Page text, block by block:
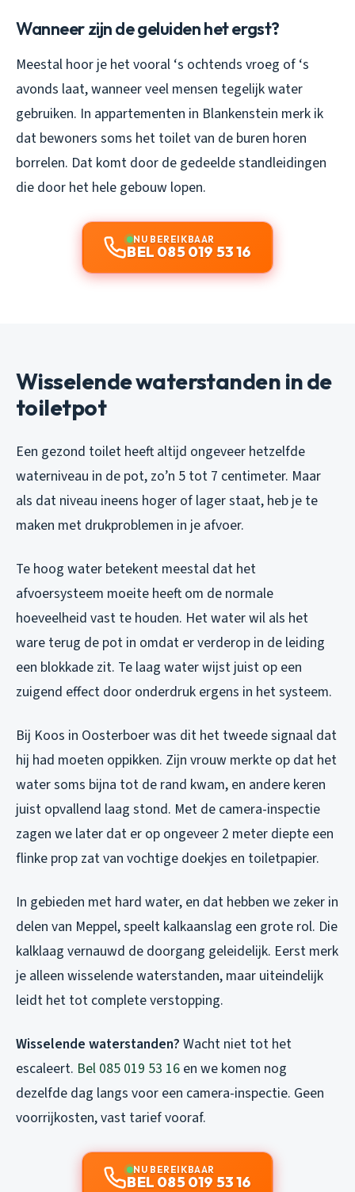
Wanneer zijn de geluiden het ergst?
Meestal hoor je het vooral ‘s ochtends vroeg of ‘s
avonds laat, wanneer veel mensen tegelijk water
gebruiken. In appartementen in Blankenstein merk ik
dat bewoners soms het toilet van de buren horen
borrelen. Dat komt door de gedeelde standleidingen
die door het hele gebouw lopen.
NU BEREIKBAAR
BEL 085 019 53 16
Wisselende waterstanden in de
toiletpot
Een gezond toilet heeft altijd ongeveer hetzelfde
waterniveau in de pot, zo’n 5 tot 7 centimeter. Maar
als dat niveau ineens hoger of lager staat, heb je te
maken met drukproblemen in je afvoer.
Te hoog water betekent meestal dat het
afvoersysteem moeite heeft om de normale
hoeveelheid vast te houden. Het water wil als het
ware terug de pot in omdat er verderop in de leiding
een blokkade zit. Te laag water wijst juist op een
zuigend effect door onderdruk ergens in het systeem.
Bij Koos in Oosterboer was dit het tweede signaal dat
hij had moeten oppikken. Zijn vrouw merkte op dat het
water soms bijna tot de rand kwam, en andere keren
juist opvallend laag stond. Met de camera-inspectie
zagen we later dat er op ongeveer 2 meter diepte een
flinke prop zat van vochtige doekjes en toiletpapier.
In gebieden met hard water, en dat hebben we zeker in
delen van Meppel, speelt kalkaanslag een grote rol. Die
kalklaag vernauwd de doorgang geleidelijk. Eerst merk
je alleen wisselende waterstanden, maar uiteindelijk
leidt het tot complete verstopping.
Wisselende waterstanden? Wacht niet tot het
escaleert. Bel 085 019 53 16 en we komen nog
dezelfde dag langs voor een camera-inspectie. Geen
voorrijkosten, vast tarief vooraf.
NU BEREIKBAAR
BEL 085 019 53 16